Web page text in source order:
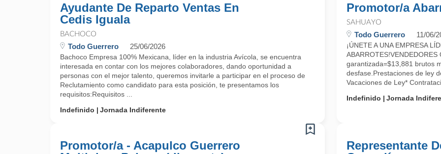
Ayudante De Reparto Ventas En
Cedis Iguala
BACHOCO
Todo Guerrero 25/06/2026
Bachoco Empresa 100% Mexicana, líder en la industria Avícola, se encuentra
interesada en contar con los mejores colaboradores, dando oportunidad a
personas con el mejor talento, queremos invitarle a participar en el proceso de
Reclutamiento como candidato para esta posición, te presentamos los
requisitos:Requisitos ...
Indefinido
Jornada Indiferente
Promotor/a
SAHUAYO
Todo Guerrero 11/06/
¡ÚNETE A UNA EMPRESA
garantizada=$13,881 brutos
desfase.Prestaciones de ley
Vacaciones de Ley*
Indefinido
Jornada
Promotor/a - Acapulco Guerrero
Representante